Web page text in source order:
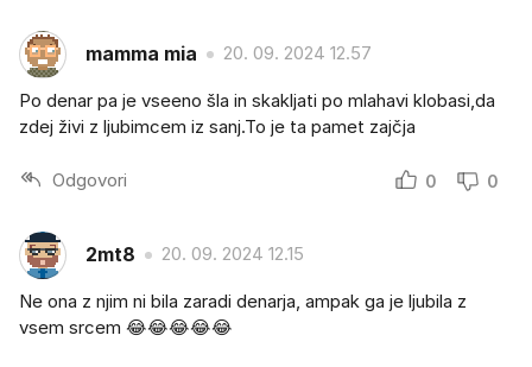
mamma mia 20. 09. 2024 12.57
Po denar pa je vseeno šla in skakljati po mlahavi klobasi,da
zdej živi z ljubimcem iz sanj.To je ta pamet zajčja
Odgovori 0 0
2mt8 20. 09. 2024 12.15
Ne ona z njim ni bila zaradi denarja, ampak ga je ljubila z
vsem srcem 😂😂😂😂😂